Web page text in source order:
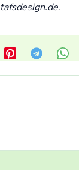
tafsdesign.de.